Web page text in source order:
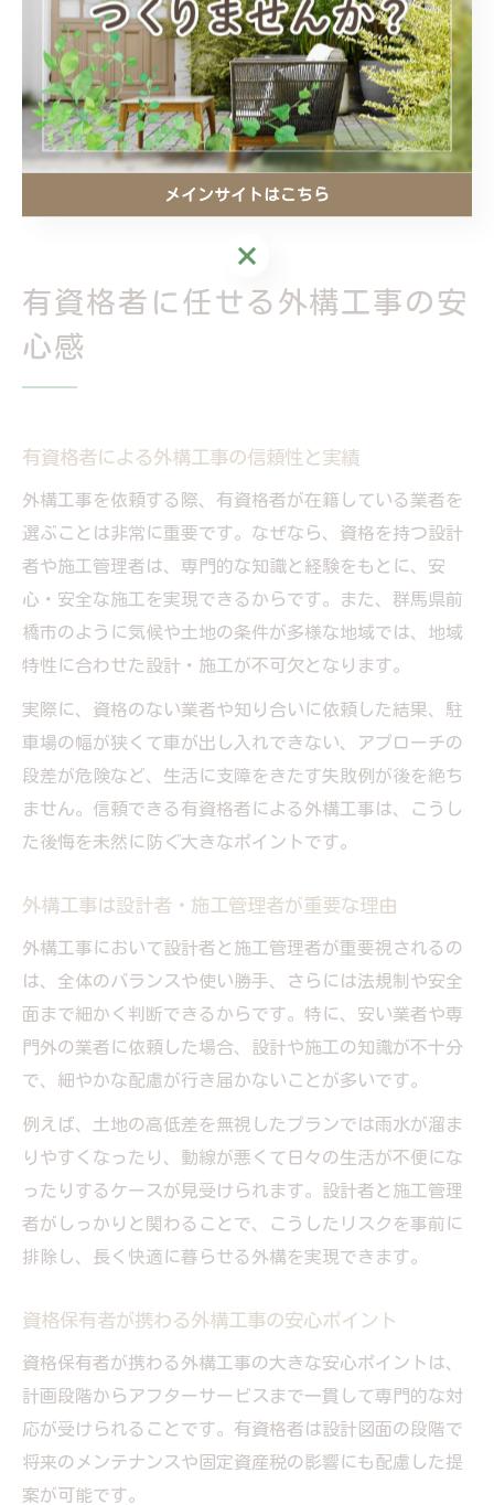
生活シーンを想定しながら要望を整理することが成功の
秘訣です。
失敗を防ぎ、長く安心して暮らせる外構を実現するため
にも、信頼できる業者選びと十分な打ち合わせが不可欠
です。まずは複数の業者に相談し、納得のいくプランと
見積もりを得ることから始めましょう。
有資格者に任せる外構工事の安
心感
有資格者による外構工事の信頼性と実績
外構工事を依頼する際、有資格者が在籍している業者を
選ぶことは非常に重要です。なぜなら、資格を持つ設計
者や施工管理者は、専門的な知識と経験をもとに、安
心・安全な施工を実現できるからです。また、群馬県前
橋市のように気候や土地の条件が多様な地域では、地域
特性に合わせた設計・施工が不可欠となります。
実際に、資格のない業者や知り合いに依頼した結果、駐
車場の幅が狭くて車が出し入れできない、アプローチの
段差が危険など、生活に支障をきたす失敗例が後を絶ち
ません。信頼できる有資格者による外構工事は、こうし
た後悔を未然に防ぐ大きなポイントです。
外構工事は設計者・施工管理者が重要な理由
外構工事において設計者と施工管理者が重要視されるの
は、全体のバランスや使い勝手、さらには法規制や安全
面まで細かく判断できるからです。特に、安い業者や専
門外の業者に依頼した場合、設計や施工の知識が不十分
で、細やかな配慮が行き届かないことが多いです。
例えば、土地の高低差を無視したプランでは雨水が溜ま
りやすくなったり、動線が悪くて日々の生活が不便にな
ったりするケースが見受けられます。設計者と施工管理
者がしっかりと関わることで、こうしたリスクを事前に
排除し、長く快適に暮らせる外構を実現できます。
資格保有者が携わる外構工事の安心ポイント
資格保有者が携わる外構工事の大きな安心ポイントは、
計画段階からアフターサービスまで一貫して専門的な対
応が受けられることです。有資格者は設計図面の段階で
将来のメンテナンスや固定資産税の影響にも配慮した提
案が可能です。
メインサイトはこちら
メインサイトはこちら